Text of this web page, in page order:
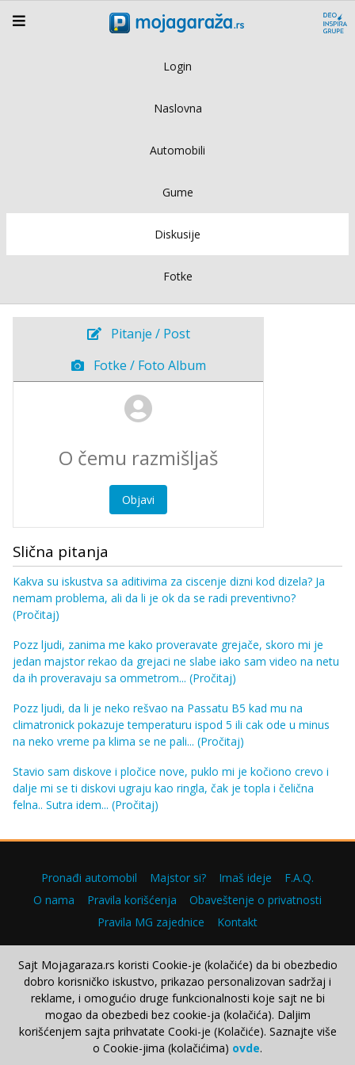
Login
Naslovna
Automobili
Gume
Diskusije
Fotke
Pitanje / Post
Fotke / Foto Album
Objavi
Slična pitanja
Kakva su iskustva sa aditivima za ciscenje dizni kod dizela? Ja
nemam problema, ali da li je ok da se radi preventivno?
(Pročitaj)
Pozz ljudi, zanima me kako proveravate grejače, skoro mi je
jedan majstor rekao da grejaci ne slabe iako sam video na netu
da ih proveravaju sa ommetrom... (Pročitaj)
Pozz ljudi, da li je neko rešvao na Passatu B5 kad mu na
climatronick pokazuje temperaturu ispod 5 ili cak ode u minus
na neko vreme pa klima se ne pali... (Pročitaj)
Stavio sam diskove i pločice nove, puklo mi je kočiono crevo i
dalje mi se ti diskovi ugraju kao ringla, čak je topla i čelična
felna.. Sutra idem... (Pročitaj)
Pronađi automobil Majstor si? Imaš ideje
F.A.Q.
O nama
Pravila korišćenja
Obaveštenje o privatnosti
Pravila MG zajednice
Kontakt
Copyright © 2000–2026.
Sajt Mojagaraza.rs koristi Cookie-je (kolačiće) da bi obezbedio
dobro korisničko iskustvo, prikazao personalizovan sadržaj i
reklame, i omogućio druge funkcionalnosti koje sajt ne bi
mogao da obezbedi bez cookie-ja (kolačića). Daljim
korišćenjem sajta prihvatate Cooki-je (Kolačiće). Saznajte više
o Cookie-jima (kolačićima) ovde.